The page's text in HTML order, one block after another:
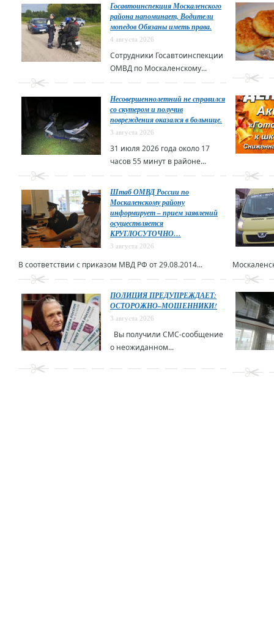
Госавтоинспекция Москаленского
района напоминает, Водители
мопедов Обязаны иметь права.
4 августа 2026
Сотрудники Госавтоинспекции
ОМВД по Москаленскому...
Несовершеннолетний не справился
со скутером и получив
повреждения оказался в больнице.
3 августа 2026
31 июля 2026 года около 17
часов 55 минут в районе...
Штаб ОМВД России по
Москаленскому району
информирует – прием заявлений
осуществляется
КРУГЛОСУТОЧНО…
3 августа 2026
В соответствии с приказом МВД РФ от 29.08.2014...
ПОЛИЦИЯ ПРЕДУПРЕЖДАЕТ:
ОСТОРОЖНО–МОШЕННИКИ!
3 августа 2026
Вы получили СМС-сообщение
о неожиданном...